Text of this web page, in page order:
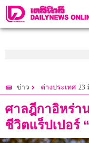
ข่าว ต่างประเทศ 23
ศาลฎีกาอิหร่า
ชีวิตแร็ปเปอร์